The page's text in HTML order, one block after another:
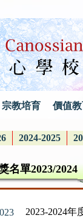
宗教培育 價值
2024-2025
名單2023/2024
2023-2024